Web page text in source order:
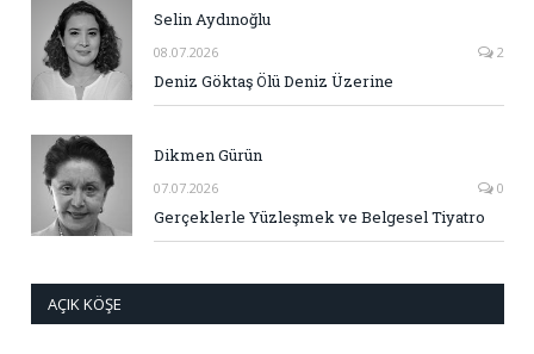
Selin Aydınoğlu
08.07.2026 2
Deniz Göktaş Ölü Deniz Üzerine
Dikmen Gürün
07.07.2026 0
Gerçeklerle Yüzleşmek ve Belgesel Tiyatro
AÇIK KÖŞE